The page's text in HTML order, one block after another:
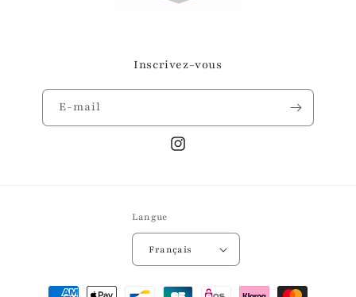
Inscrivez-vous
E-mail
Instagram
Langue
Français
Moyens